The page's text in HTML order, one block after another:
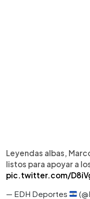
Leyendas albas,
listos para apoyar a
pic.twitter.com/
— EDH Deportes